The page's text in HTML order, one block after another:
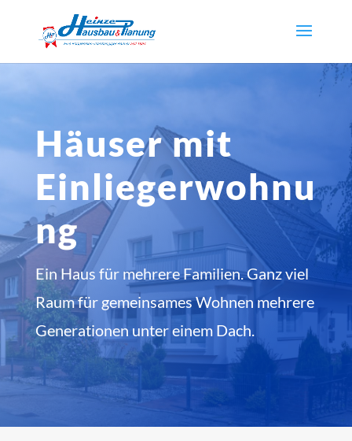
Häuser mit
Einliegerwohnu
ng
Ein Haus für mehrere Familien. Ganz viel
Raum für gemeinsames Wohnen mehrere
Generationen unter einem Dach.